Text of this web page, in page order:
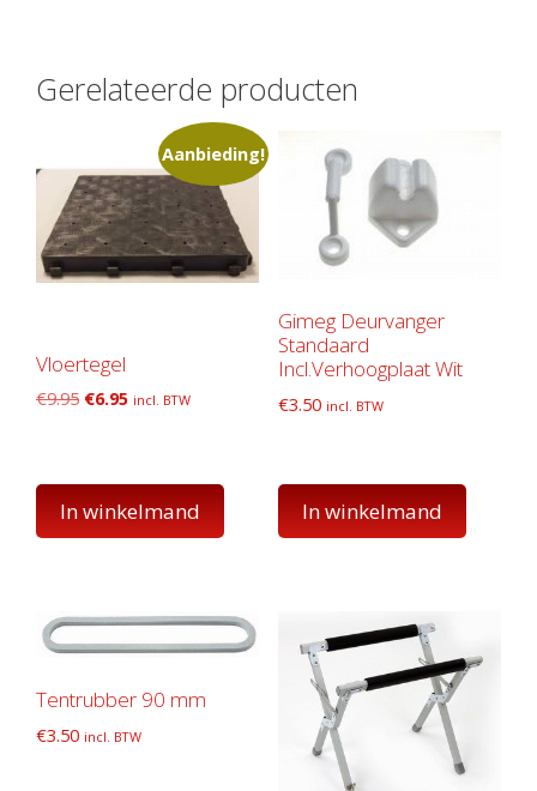
Gerelateerde producten
Aanbieding!
Vloertegel
€9.95 Oorspronkelijke
€6.95Huidige
incl. BTW
In winkelmand
Gimeg Deurvanger
Standaard
Incl.Verhoogplaat Wit
€3.50 incl. BTW
In winkelmand
Tentrubber 90 mm
€3.50 incl. BTW